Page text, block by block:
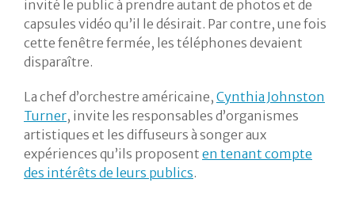
invité le public à prendre autant de photos et de
capsules vidéo qu’il le désirait. Par contre, une fois
cette fenêtre fermée, les téléphones devaient
disparaître.
La chef d’orchestre américaine, Cynthia Johnston
Turner, invite les responsables d’organismes
artistiques et les diffuseurs à songer aux
expériences qu’ils proposent en tenant compte
des intérêts de leurs publics.